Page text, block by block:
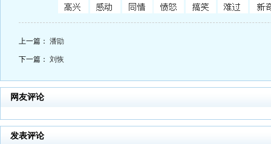
上一篇： 潘勖
下一篇： 刘恢
网友评论
发表评论